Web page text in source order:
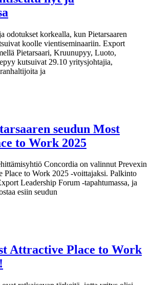
odotukset korkealla, kun Pietarsaaren
koolle vientiseminaariin. Export
Pietarsaari, Kruunupyy, Luoto,
kutsuivat 29.10 yritysjohtajia,
ja
seudun Most
to Work 2025
Concordia on valinnut Prevexin
Place to Work 2025 -voittajaksi. Palkinto
Leadership Forum -tapahtumassa, ja
esiin seudun
Attractive Place to Work